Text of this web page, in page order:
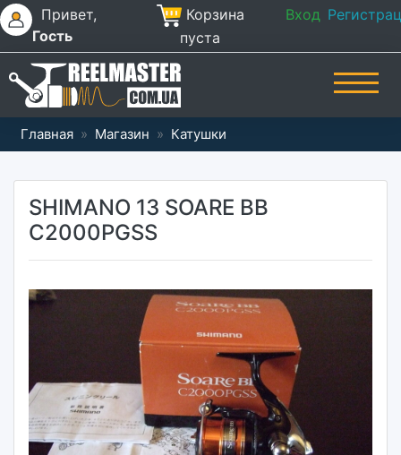
Привет,
Гость
Корзина
пуста
Вход
Главная » Магазин » Катушки
SHIMANO 13 SOARE ВВ
C2000PGSS